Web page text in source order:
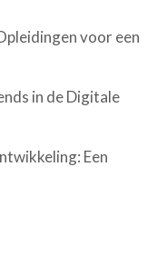
voor een
in de Digitale
Een